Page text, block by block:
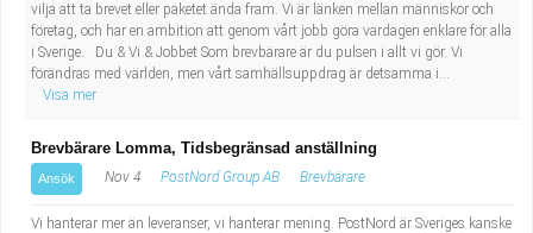
Hälso- och sjukvård
Industriell tillverkning
Kropps- och skönhetsvård
Personlig assistent
Behandlingsassistent/Socialpedagog
Budbilsförare
vilja att ta brevet eller paketet ända fram. Vi är länken mellan människor och
företag, och har en ambition att genom vårt jobb göra vardagen enklare för alla
i Sverige. Du & Vi & Jobbet Som brevbärare är du pulsen i allt vi gör. Vi
förändras med världen, men vårt samhällsuppdrag är detsamma i...
Visa mer
Brevbärare Lomma, Tidsbegränsad anställning
Ansök Nov 4 PostNord Group AB Brevbärare
Vi hanterar mer än leveranser, vi hanterar mening. PostNord är Sveriges kanske